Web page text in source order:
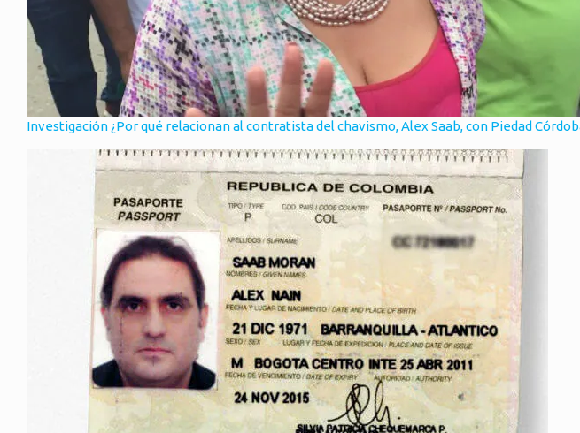
Investigación ¿Por qué relacionan al contratista del chavismo, Alex Saab, con Piedad